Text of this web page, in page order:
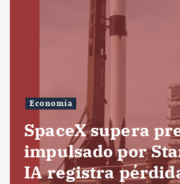
Economía
SpaceX supera
impulsado por
IA registra